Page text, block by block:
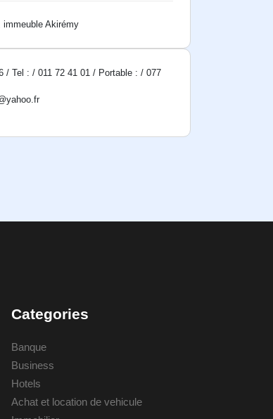
immeuble Akirémy
/ Tel : / 011 72 41 01 / Portable : / 077
Categories
Banque
Business
Hotels
Achat et location de vehicule